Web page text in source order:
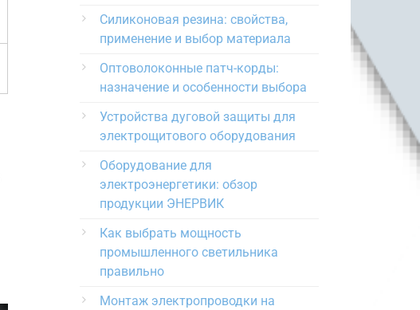
Силиконовая резина: свойства,
применение и выбор материала
Оптоволоконные патч-корды:
назначение и особенности выбора
Устройства дуговой защиты для
электрощитового оборудования
Оборудование для
электроэнергетики: обзор
продукции ЭНЕРВИК
Как выбрать мощность
промышленного светильника
правильно
Монтаж электропроводки на